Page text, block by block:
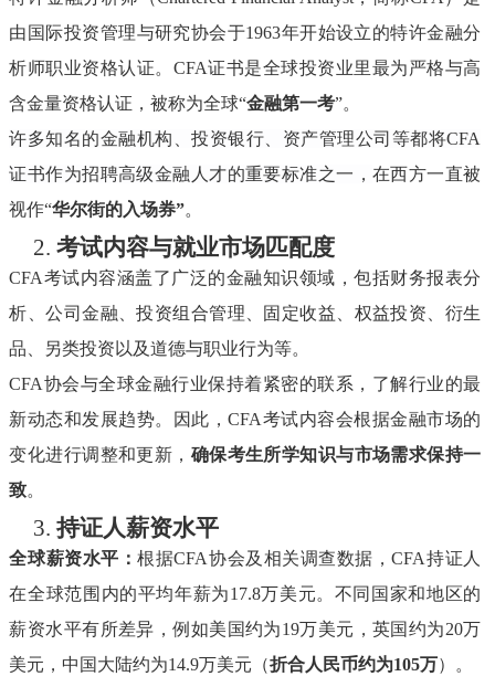
由国际投资管理与研究协会于1963年开始设立的特许金融分
析师职业资格认证。CFA证书是全球投资业里最为严格与高
含金量资格认证，被称为全球“金融第一考”。
许多知名的金融机构、投资银行、资产管理公司等都将CFA
证书作为招聘高级金融人才的重要标准之一， 在西方一直被
视作“华尔街的入场券”。
2.考试内容与就业市场匹配度
CFA考试内容涵盖了广泛的金融知识领域，包括财务报表分
析、公司金融、投资组合管理、固定收益、权益投资、衍生
品、另类投资以及道德与职业行为等。
CFA协会与全球金融行业保持着紧密的联系，了解行业的最
新动态和发展趋势。因此，CFA考试内容会根据金融市场的
变化进行调整和更新， 确保考生所学知识与市场需求保持一
致。
3.持证人薪资水平
全球薪资水平：根据CFA协会及相关调查数据，CFA持证人
在全球范围内的平均年薪为17.8万美元。不同国家和地区的
薪资水平有所差异，例如美国约为19万美元，英国约为20万
美元，中国大陆约为14.9万美元（折合人民币约为105万）。